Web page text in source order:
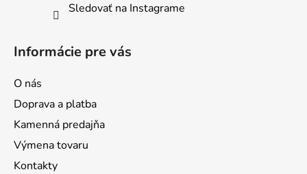
Sledovať na Instagrame
Informácie pre vás
O nás
Doprava a platba
Kamenná predajňa
Výmena tovaru
Kontakty